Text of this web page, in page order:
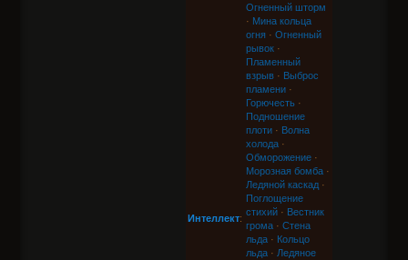
Интеллект:
Огненный шторм
· Мина кольца
огня · Огненный
рывок ·
Пламенный
взрыв · Выброс
пламени ·
Горючесть ·
Подношение
плоти · Волна
холода ·
Обморожение ·
Морозная бомба ·
Ледяной каскад ·
Поглощение
стихий · Вестник
грома · Стена
льда · Кольцо
льда · Ледяное